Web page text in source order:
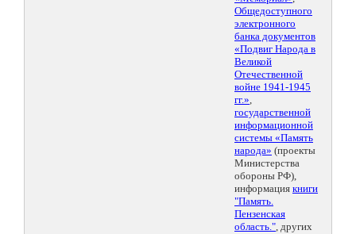
Общедоступного
электронного
банка документов
«Подвиг Народа в
Великой
Отечественной
войне 1941-1945
гг.»,
государственной
информационной
системы «Память
народа» (проекты
Министерства
обороны РФ),
информация книги
"Память.
Пензенская
область.", других